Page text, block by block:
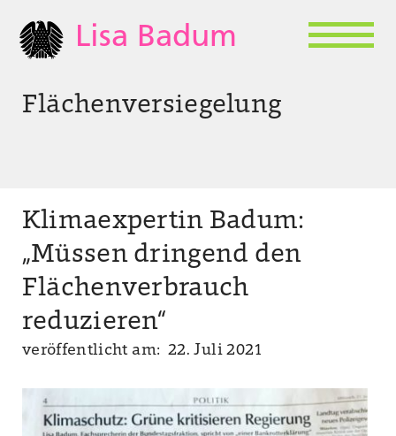
Lisa Badum
Flächenversiegelung
Klimaexpertin Badum:
„Müssen dringend den
Flächenverbrauch
reduzieren“
veröffentlicht am: 22. Juli 2021